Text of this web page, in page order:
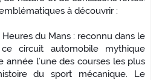
à découvrir :
du Mans : reconnu dans le
circuit automobile mythique
année l’une des courses les plus
du sport mécanique. Le